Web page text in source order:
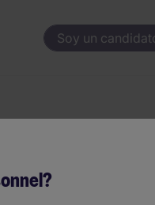
Soy un